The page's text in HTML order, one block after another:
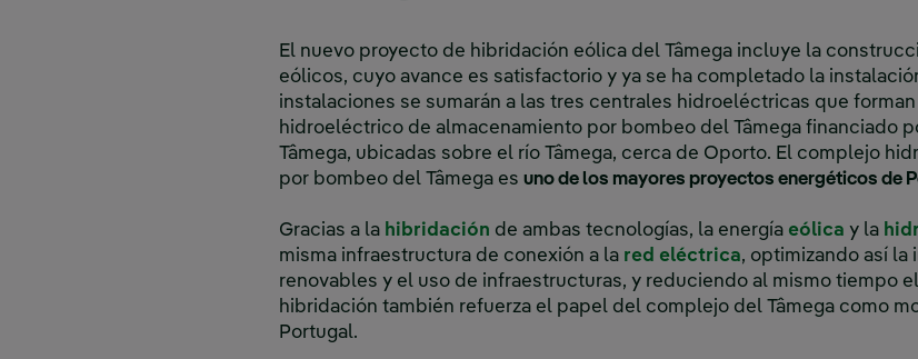
El nuevo proyecto de hibridación eólica del Tâmega incluye la
eólicos, cuyo avance es satisfactorio y ya se ha completado la
instalaciones se sumarán a las tres centrales hidroeléctricas que
hidroeléctrico de almacenamiento por bombeo del Tâmega financiado
Tâmega, ubicadas sobre el río Tâmega, cerca de Oporto. El complejo
por bombeo del Tâmega es uno de los mayores proyectos energéticos de
Gracias a la hibridación Enlace externo, se abre en ventana nueva.
de ambas tecnologías, la energía eólica Enlace
y la
misma infraestructura de conexión a la red eléctricaEnlace externo, se
, optimizando así la
renovables y el uso de infraestructuras, y reduciendo al mismo tiempo
hibridación también refuerza el papel del complejo del Tâmega como
Portugal.